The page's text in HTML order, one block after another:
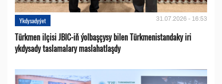
Ykdysadyýet 31.07.2026 - 16:53
Türkmen ilçisi JBIC-iň ýolbaşçysy bilen Türkmenistandaky iri
ykdysady taslamalary maslahatlaşdy